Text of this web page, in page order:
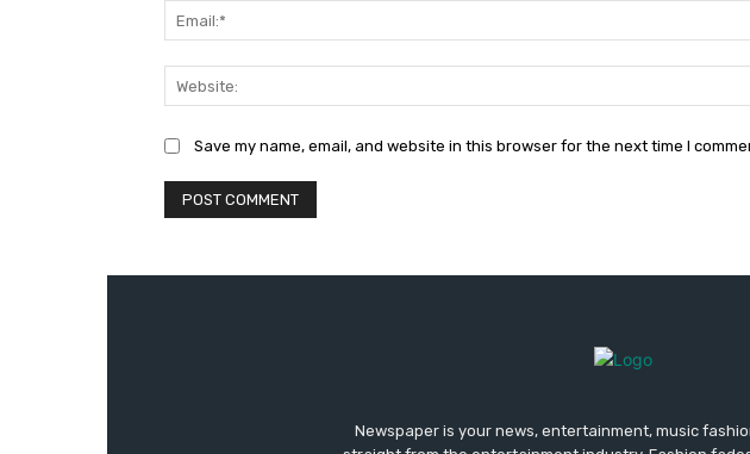
Save my name, email, and website in this browser for the next time I
Newspaper is your news, entertainment, music